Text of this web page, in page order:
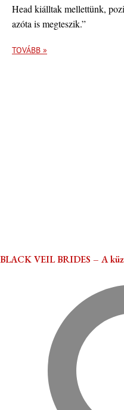
Head kiálltak mellettünk,
azóta is megteszik.”
TOVÁBB »
BLACK VEIL BRIDES – A